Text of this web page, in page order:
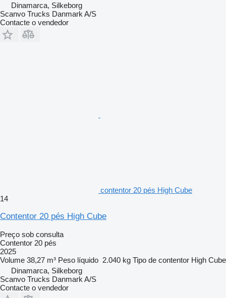
Dinamarca, Silkeborg
Scanvo Trucks Danmark A/S
Contacte o vendedor
contentor 20 pés High Cube
14
Contentor 20 pés High Cube
Preço sob consulta
Contentor 20 pés
2025
Volume 38,27 m³ Peso líquido 2.040 kg Tipo de contentor High Cube
Dinamarca, Silkeborg
Scanvo Trucks Danmark A/S
Contacte o vendedor